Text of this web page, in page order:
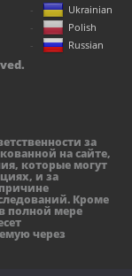
Ukrainian
Polish
Russian
за
на сайте,
которые могут
и за
Кроме
полной мере
через